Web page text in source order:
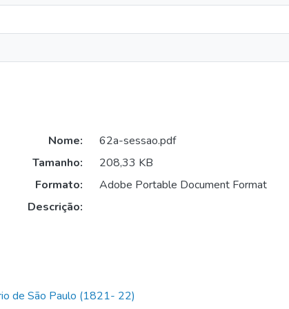
Nome:
62a-sessao.pdf
Tamanho:
208,33 KB
Formato:
Adobe Portable Document Format
Descrição:
de São Paulo (1821- 22)